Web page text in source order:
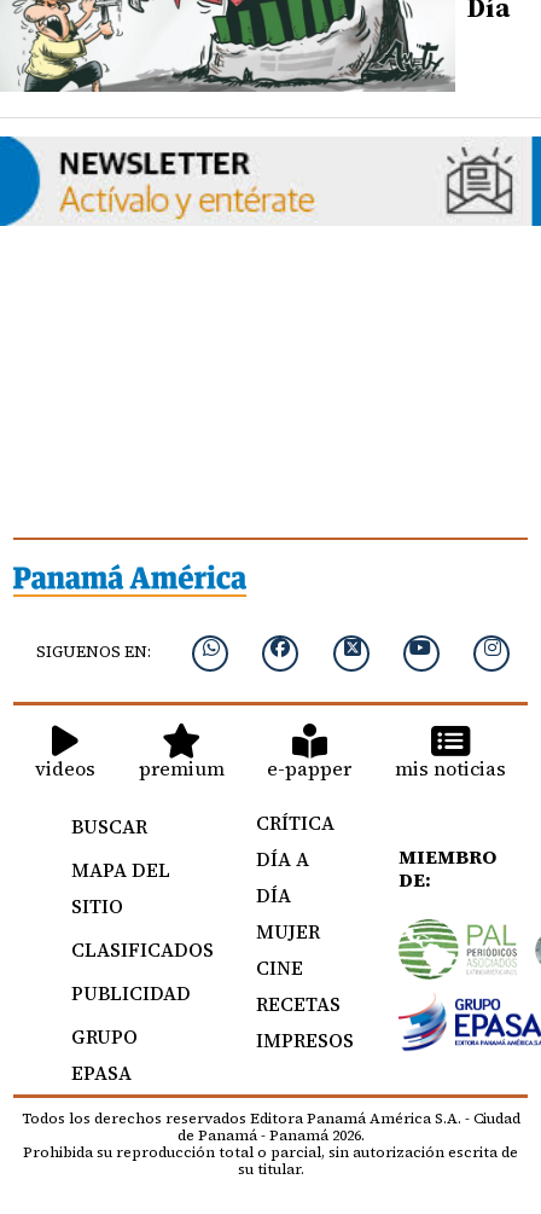
Día
SIGUENOS EN:
videos premium e-papper mis noticias
BUSCAR
MAPA DEL
SITIO
CLASIFICADOS
PUBLICIDAD
GRUPO
EPASA
CRÍTICA
DÍA A
DÍA
MUJER
CINE
RECETAS
IMPRESOS
MIEMBRO
DE:
Todos los derechos reservados Editora Panamá América S.A. - Ciudad
de Panamá - Panamá 2026.
Prohibida su reproducción total o parcial, sin autorización escrita de
su titular.